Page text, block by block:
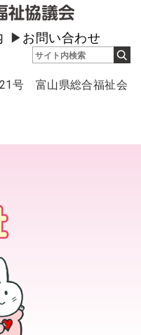
お問い合わせ
号 富山県総合福祉会